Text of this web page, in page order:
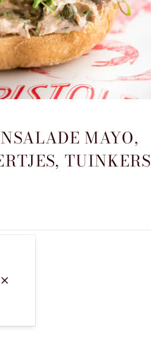
MAYO,
TUINKERS